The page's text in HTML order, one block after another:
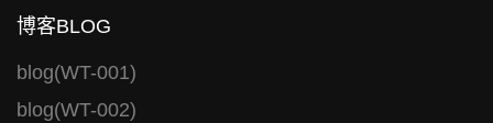
博客BLOG
blog(WT-001)
blog(WT-002)